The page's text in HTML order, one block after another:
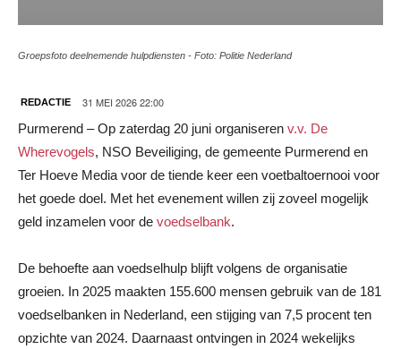
Groepsfoto deelnemende hulpdiensten - Foto: Politie Nederland
REDACTIE 31 MEI 2026 22:00
Purmerend – Op zaterdag 20 juni organiseren v.v. De
Wherevogels, NSO Beveiliging, de gemeente Purmerend en
Ter Hoeve Media voor de tiende keer een voetbaltoernooi voor
het goede doel. Met het evenement willen zij zoveel mogelijk
geld inzamelen voor de voedselbank.
De behoefte aan voedselhulp blijft volgens de organisatie
groeien. In 2025 maakten 155.600 mensen gebruik van de 181
voedselbanken in Nederland, een stijging van 7,5 procent ten
opzichte van 2024. Daarnaast ontvingen in 2024 wekelijks